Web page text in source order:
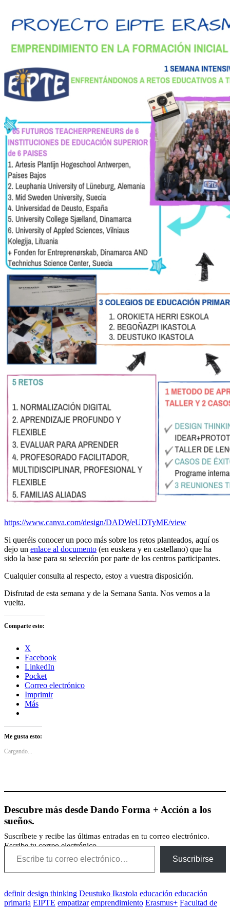
https://www.canva.com/design/DADWeUDTyME/view
Si queréis conocer un poco más sobre los retos planteados, aquí os
dejo un enlace al documento (en euskera y en castellano) que ha
sido la base para su selección por parte de los centros participantes.
Cualquier consulta al respecto, estoy a vuestra disposición.
Disfrutad de esta semana y de la Semana Santa. Nos vemos a la
vuelta.
Comparte esto:
X
Facebook
LinkedIn
Pocket
Correo electrónico
Imprimir
Más
Me gusta esto:
Cargando...
Descubre más desde Dando Forma + Acción a los
sueños.
Suscríbete y recibe las últimas entradas en tu correo electrónico.
Escribe tu correo electrónico…
Suscribirse
definir design thinking Deustuko Ikastola educación educación
primaria EIPTE empatizar emprendimiento Erasmus+ Facultad de